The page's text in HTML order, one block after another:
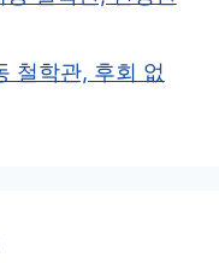
철학관, 후회 없